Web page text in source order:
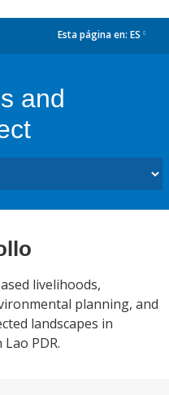
Esta página en: ES
and
livelihoods,
planning, and
landscapes in
PDR.